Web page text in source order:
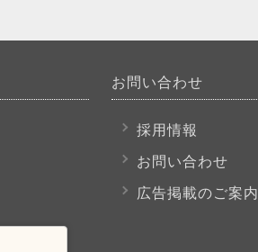
お問い合わせ
採用情報
お問い合わせ
広告掲載のご案内